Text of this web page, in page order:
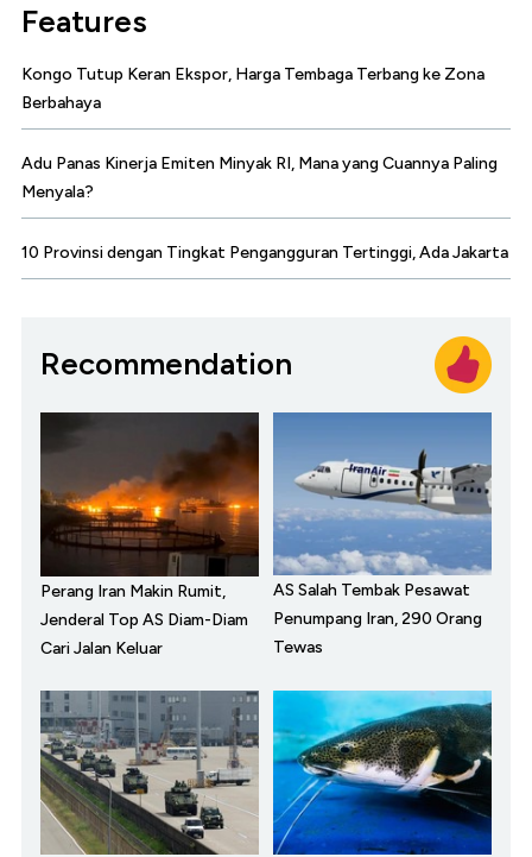
Features
Kongo Tutup Keran Ekspor, Harga Tembaga Terbang ke Zona
Berbahaya
Adu Panas Kinerja Emiten Minyak RI, Mana yang Cuannya Paling
Menyala?
10 Provinsi dengan Tingkat Pengangguran Tertinggi, Ada Jakarta
Recommendation
Perang Iran Makin Rumit,
Jenderal Top AS Diam-Diam
Cari Jalan Keluar
AS Salah Tembak Pesawat
Penumpang Iran, 290 Orang
Tewas